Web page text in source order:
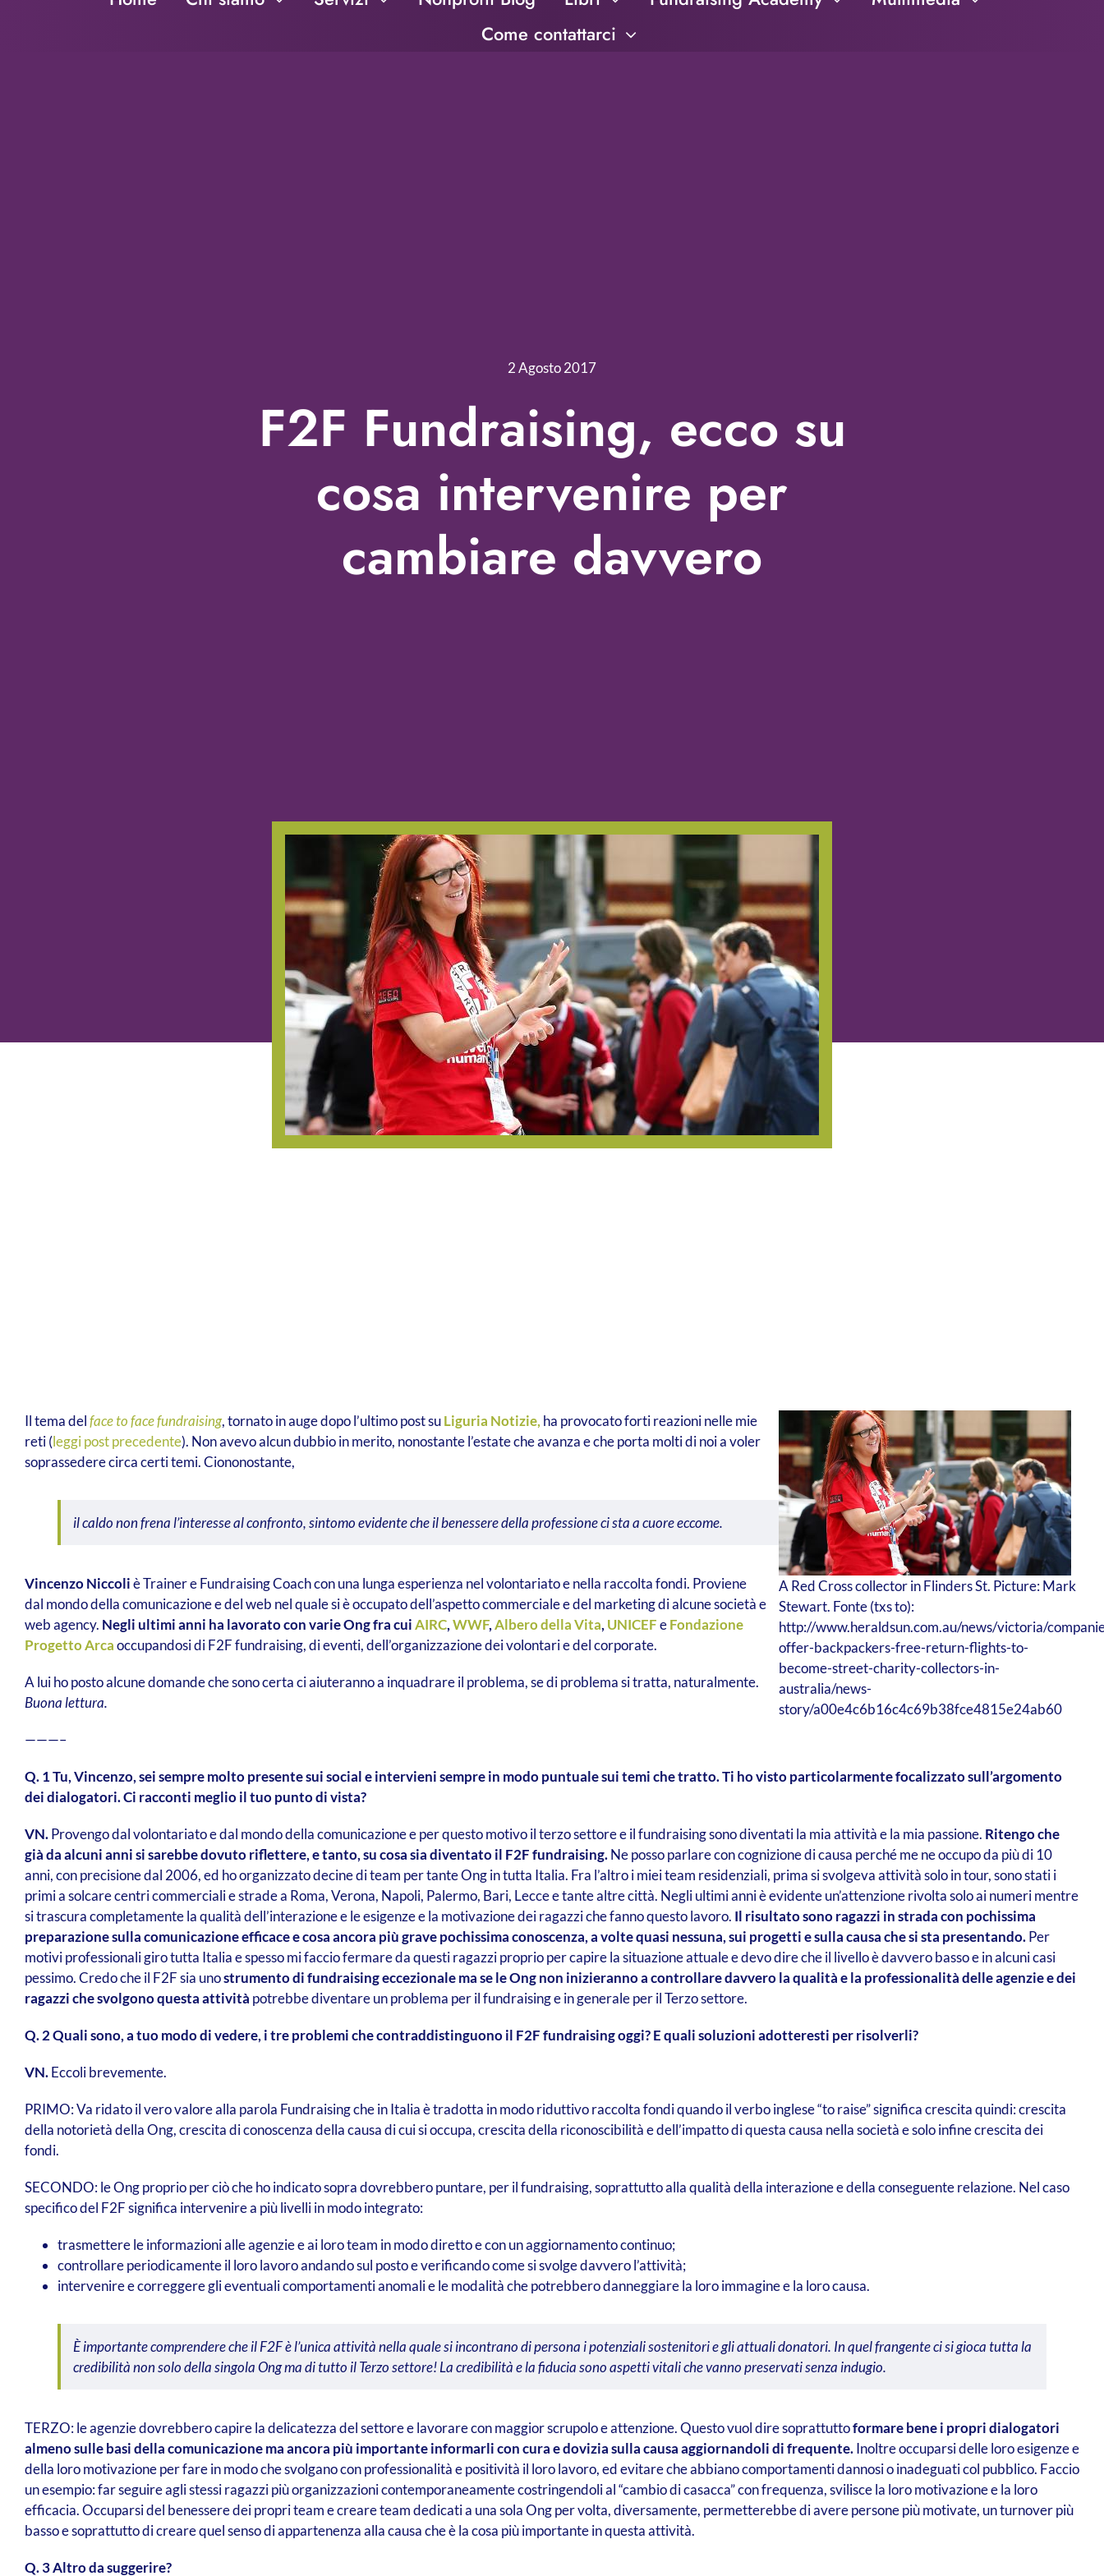
Come contattarci
2 Agosto 2017
F2F Fundraising, ecco su
cosa intervenire per
cambiare davvero
A Red Cross collector in Flinders St. Picture: Mark
Stewart. Fonte (txs to):
http://www.heraldsun.com.au/news/victoria/
offer-backpackers-free-return-flights-to-
become-street-charity-collectors-in-
australia/news-
story/a00e4c6b16c4c69b38fce4815e24ab60
Il tema delface to face fundraising, tornato in auge dopo l’ultimo post suLiguria Notizie,ha provocato forti reazioni nelle mie
reti (leggi post precedente). Non avevo alcun dubbio in merito, nonostante l’estate che avanza e che porta molti di noi a voler
soprassedere circa certi temi. Ciononostante,
il caldo non frena l’interesse al confronto, sintomo evidente che il benessere della professione ci sta a cuore eccome.
Vincenzo Niccoliè Trainer e Fundraising Coach con una lunga esperienza nel volontariato e nella raccolta fondi. Proviene
dal mondo della comunicazione e del web nel quale si è occupato dell’aspetto commerciale e del marketing di alcune società e
web agency. Negli ultimi anni ha lavorato con varie Ong fra cuiAIRC,WWF,Albero della Vita,UNICEFeFondazione
Progetto Arcaoccupandosi di F2F fundraising, di eventi, dell’organizzazione dei volontari e del corporate.
A lui ho posto alcune domande che sono certa ci aiuteranno a inquadrare il problema, se di problema si tratta, naturalmente.
Buona lettura.
———–
Q. 1 Tu, Vincenzo, sei sempre molto presente sui social e intervieni sempre in modo puntuale sui temi che tratto. Ti ho visto particolarmente focalizzato sull’argomento
dei dialogatori. Ci racconti meglio il tuo punto di vista?
VN.Provengo dal volontariato e dal mondo della comunicazione e per questo motivo il terzo settore e il fundraising sono diventati la mia attività e la mia passione. Ritengo che
già da alcuni anni si sarebbe dovuto riflettere, e tanto, su cosa sia diventato il F2F fundraising.Ne posso parlare con cognizione di causa perché me ne occupo da più di 10
anni, con precisione dal 2006, ed ho organizzato decine di team per tante Ong in tutta Italia. Fra l’altro i miei team residenziali, prima si svolgeva attività solo in tour, sono stati i
primi a solcare centri commerciali e strade a Roma, Verona, Napoli, Palermo, Bari, Lecce e tante altre città. Negli ultimi anni è evidente un’attenzione rivolta solo ai numeri mentre
si trascura completamente la qualità dell’interazione e le esigenze e la motivazione dei ragazzi che fanno questo lavoro. Il risultato sono ragazzi in strada con pochissima
preparazione sulla comunicazione efficace e cosa ancora più grave pochissima conoscenza, a volte quasi nessuna, sui progetti e sulla causa che si sta presentando.Per
motivi professionali giro tutta Italia e spesso mi faccio fermare da questi ragazzi proprio per capire la situazione attuale e devo dire che il livello è davvero basso e in alcuni casi
pessimo. Credo che il F2F sia unostrumento di fundraising eccezionale ma se le Ong non inizieranno a controllare davvero la qualità e la professionalità delle agenzie e dei
ragazzi che svolgono questa attività potrebbe diventare un problema per il fundraising e in generale per il Terzo settore.
Q. 2 Quali sono, a tuo modo di vedere, i tre problemi che contraddistinguono il F2F fundraising oggi? E quali soluzioni adotteresti per risolverli?
VN.Eccoli brevemente.
PRIMO: Va ridato il vero valore alla parola Fundraising che in Italia è tradotta in modo riduttivo raccolta fondi quando il verbo inglese “to raise” significa crescita quindi: crescita
della notorietà della Ong, crescita di conoscenza della causa di cui si occupa, crescita della riconoscibilità e dell’impatto di questa causa nella società e solo infine crescita dei
fondi.
SECONDO: le Ong proprio per ciò che ho indicato sopra dovrebbero puntare, per il fundraising, soprattutto alla qualità della interazione e della conseguente relazione. Nel caso
specifico del F2F significa intervenire a più livelli in modo integrato:
trasmettere le informazioni alle agenzie e ai loro team in modo diretto e con un aggiornamento continuo;
controllare periodicamente il loro lavoro andando sul posto e verificando come si svolge davvero l’attività;
intervenire e correggere gli eventuali comportamenti anomali e le modalità che potrebbero danneggiare la loro immagine e la loro causa.
È importante comprendere che il F2F è l’unica attività nella quale si incontrano di persona i potenziali sostenitori e gli attuali donatori. In quel frangente ci si gioca tutta la
credibilità non solo della singola Ong ma di tutto il Terzo settore! La credibilità e la fiducia sono aspetti vitali che vanno preservati senza indugio.
TERZO: le agenzie dovrebbero capire la delicatezza del settore e lavorare con maggior scrupolo e attenzione. Questo vuol dire soprattuttoformare bene i propri dialogatori
almeno sulle basi della comunicazione ma ancora più importante informarli con cura e dovizia sulla causa aggiornandoli di frequente.Inoltre occuparsi delle loro esigenze e
della loro motivazione per fare in modo che svolgano con professionalità e positività il loro lavoro, ed evitare che abbiano comportamenti dannosi o inadeguati col pubblico. Faccio
un esempio: far seguire agli stessi ragazzi più organizzazioni contemporaneamente costringendoli al “cambio di casacca” con frequenza, svilisce la loro motivazione e la loro
efficacia. Occuparsi del benessere dei propri team e creare team dedicati a una sola Ong per volta, diversamente, permetterebbe di avere persone più motivate, un turnover più
basso e soprattutto di creare quel senso di appartenenza alla causa che è la cosa più importante in questa attività.
Q. 3 Altro da suggerire?